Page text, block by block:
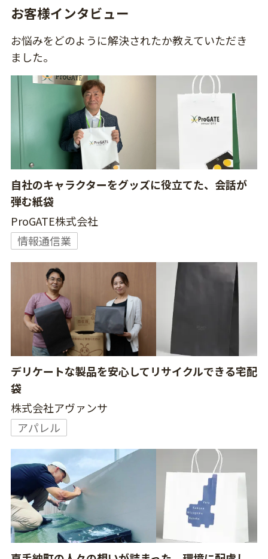
お客様インタビュー
お悩みをどのように解決されたか教えていただき
ました。
自社のキャラクターをグッズに役立てた、会話が
弾む紙袋
ProGATE株式会社
情報通信業
デリケートな製品を安心してリサイクルできる宅配
袋
株式会社アヴァンサ
アパレル